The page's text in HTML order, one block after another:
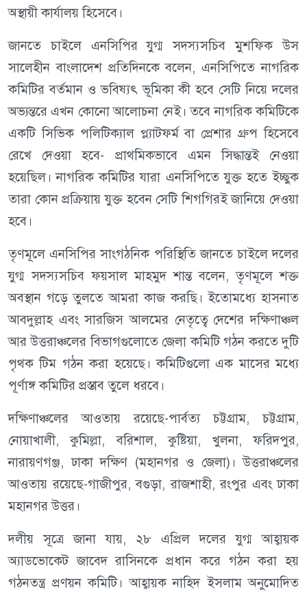
অস্থায়ী কার্যালয় হিসেবে।
জানতে চাইলে এনসিপির যুগ্ম সদস্যসচিব মুশফিক উস
সালেহীন বাংলাদেশ প্রতিদিনকে বলেন, এনসিপিতে নাগরিক
কমিটির বর্তমান ও ভবিষ্যৎ ভূমিকা কী হবে সেটি নিয়ে দলের
অভ্যন্তরে এখন কোনো আলোচনা নেই। তবে নাগরিক কমিটিকে
একটি সিভিক পলিটিক্যাল প্ল্যাটফর্ম বা প্রেশার গ্রুপ হিসেবে
রেখে দেওয়া হবে- প্রাথমিকভাবে এমন সিদ্ধান্তই নেওয়া
হয়েছিল। নাগরিক কমিটির যারা এনসিপিতে যুক্ত হতে ইচ্ছুক
তারা কোন প্রক্রিয়ায় যুক্ত হবেন সেটি শিগগিরই জানিয়ে দেওয়া
হবে।
তৃণমূলে এনসিপির সাংগঠনিক পরিস্থিতি জানতে চাইলে দলের
যুগ্ম সদস্যসচিব ফয়সাল মাহমুদ শান্ত বলেন, তৃণমূলে শক্ত
অবস্থান গড়ে তুলতে আমরা কাজ করছি। ইতোমধ্যে হাসনাত
আবদুল্লাহ এবং সারজিস আলমের নেতৃত্বে দেশের দক্ষিণাঞ্চল
আর উত্তরাঞ্চলের বিভাগগুলোতে জেলা কমিটি গঠন করতে দুটি
পৃথক টিম গঠন করা হয়েছে। কমিটিগুলো এক মাসের মধ্যে
পূর্ণাঙ্গ কমিটির প্রস্তাব তুলে ধরবে।
দক্ষিণাঞ্চলের আওতায় রয়েছে-পার্বত্য চট্টগ্রাম, চট্টগ্রাম,
নোয়াখালী, কুমিল্লা, বরিশাল, কুষ্টিয়া, খুলনা, ফরিদপুর,
নারায়ণগঞ্জ, ঢাকা দক্ষিণ (মহানগর ও জেলা)। উত্তরাঞ্চলের
আওতায় রয়েছে-গাজীপুর, বগুড়া, রাজশাহী, রংপুর এবং ঢাকা
মহানগর উত্তর।
দলীয় সূত্রে জানা যায়, ২৮ এপ্রিল দলের যুগ্ম আহ্বায়ক
অ্যাডভোকেট জাবেদ রাসিনকে প্রধান করে গঠন করা হয়
গঠনতন্ত্র প্রণয়ন কমিটি। আহ্বায়ক নাহিদ ইসলাম অনুমোদিত